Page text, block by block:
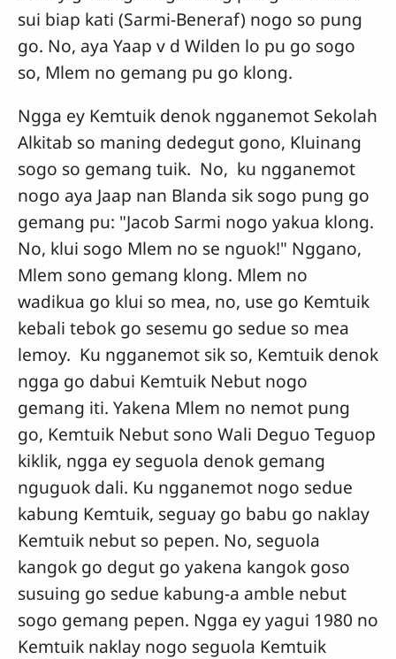
sui biap kati (Sarmi-Beneraf) nogo so pung
go. No, aya Yaap v d Wilden lo pu go sogo
so, Mlem no gemang pu go klong.
Ngga ey Kemtuik denok ngganemot Sekolah
Alkitab so maning dedegut gono, Kluinang
sogo so gemang tuik. No, ku ngganemot
nogo aya Jaap nan Blanda sik sogo pung go
gemang pu: "Jacob Sarmi nogo yakua klong.
No, klui sogo Mlem no se nguok!" Nggano,
Mlem sono gemang klong. Mlem no
wadikua go klui so mea, no, use go Kemtuik
kebali tebok go sesemu go sedue so mea
lemoy. Ku ngganemot sik so, Kemtuik denok
ngga go dabui Kemtuik Nebut nogo
gemang iti. Yakena Mlem no nemot pung
go, Kemtuik Nebut sono Wali Deguo Teguop
kiklik, ngga ey seguola denok gemang
nguguok dali. Ku ngganemot nogo sedue
kabung Kemtuik, seguay go babu go naklay
Kemtuik nebut so pepen. No, seguola
kangok go degut go yakena kangok goso
susuing go sedue kabung-a amble nebut
sogo gemang pepen. Ngga ey yagui 1980 no
Kemtuik naklay nogo seguola Kemtuik